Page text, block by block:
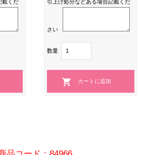
載くだ
引上げ処分などある場合記載くだ
さい
数量